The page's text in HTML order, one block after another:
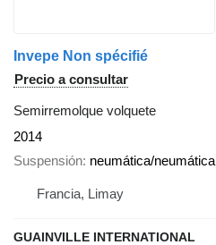
Invepe Non spécifié
Precio a consultar
Semirremolque volquete
2014
Suspensión neumática/neumática
Francia, Limay
GUAINVILLE INTERNATIONAL